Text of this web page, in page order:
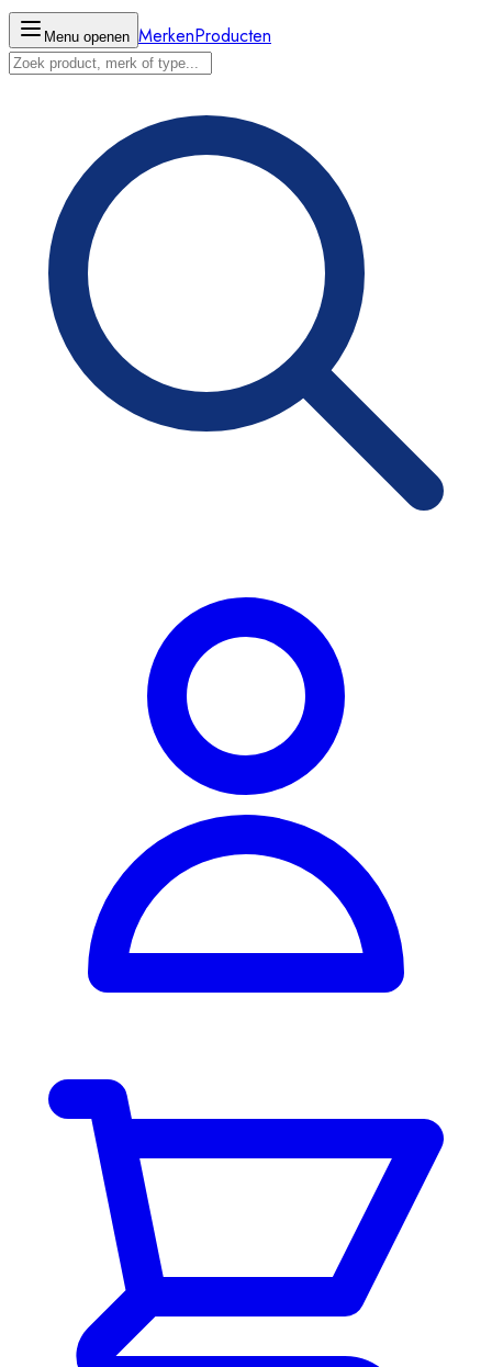
Menu openen MerkenProducten